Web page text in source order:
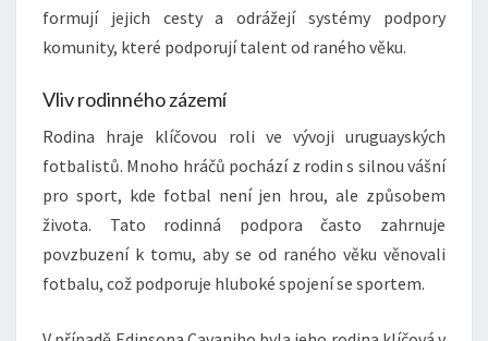
formují jejich cesty a odrážejí systémy podpory
komunity, které podporují talent od raného věku.
Vliv rodinného zázemí
Rodina hraje klíčovou roli ve vývoji uruguayských
fotbalistů. Mnoho hráčů pochází z rodin s silnou vášní
pro sport, kde fotbal není jen hrou, ale způsobem
života. Tato rodinná podpora často zahrnuje
povzbuzení k tomu, aby se od raného věku věnovali
fotbalu, což podporuje hluboké spojení se sportem.